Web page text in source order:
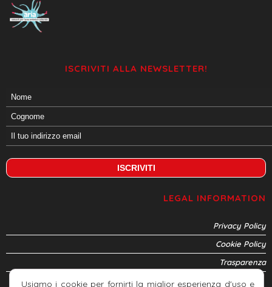
ISCRIVITI ALLA NEWSLETTER!
LEGAL INFORMATION
Privacy Policy
Cookie Policy
Trasparenza
Usiamo i cookie per fornirti la miglior esperienza d'uso e